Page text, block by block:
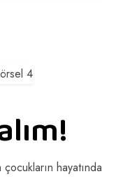
hayatında